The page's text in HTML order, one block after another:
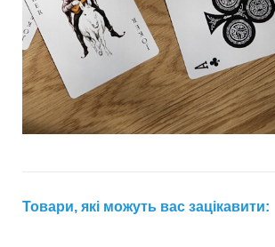
Товари, які можуть вас зацікавити: